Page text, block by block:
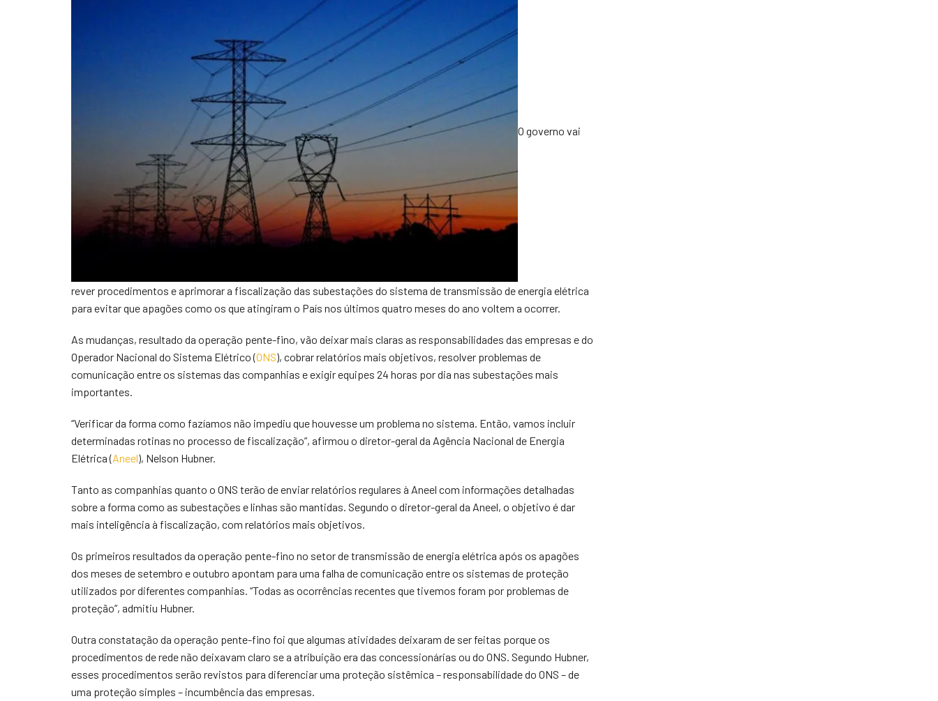
O governo vai
rever procedimentos e aprimorar a fiscalização das subestações do sistema de transmissão de energia elétrica
para evitar que apagões como os que atingiram o País nos últimos quatro meses do ano voltem a ocorrer.
As mudanças, resultado da operação pente-fino, vão deixar mais claras as responsabilidades das empresas e do
Operador Nacional do Sistema Elétrico (ONS), cobrar relatórios mais objetivos, resolver problemas de
comunicação entre os sistemas das companhias e exigir equipes 24 horas por dia nas subestações mais
importantes.
“Verificar da forma como fazíamos não impediu que houvesse um problema no sistema. Então, vamos incluir
determinadas rotinas no processo de fiscalização”, afirmou o diretor-geral da Agência Nacional de Energia
Elétrica (Aneel), Nelson Hubner.
Tanto as companhias quanto o ONS terão de enviar relatórios regulares à Aneel com informações detalhadas
sobre a forma como as subestações e linhas são mantidas. Segundo o diretor-geral da Aneel, o objetivo é dar
mais inteligência à fiscalização, com relatórios mais objetivos.
Os primeiros resultados da operação pente-fino no setor de transmissão de energia elétrica após os apagões
dos meses de setembro e outubro apontam para uma falha de comunicação entre os sistemas de proteção
utilizados por diferentes companhias. “Todas as ocorrências recentes que tivemos foram por problemas de
proteção”, admitiu Hubner.
Outra constatação da operação pente-fino foi que algumas atividades deixaram de ser feitas porque os
procedimentos de rede não deixavam claro se a atribuição era das concessionárias ou do ONS. Segundo Hubner,
esses procedimentos serão revistos para diferenciar uma proteção sistêmica – responsabilidade do ONS – de
uma proteção simples – incumbência das empresas.